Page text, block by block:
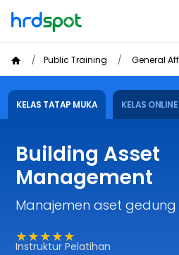
Public Training General
KELAS TATAP MUKA KELAS ONLINE
Building Asset
Management
Manajemen aset
★★★★★
Instruktur Pelatihan